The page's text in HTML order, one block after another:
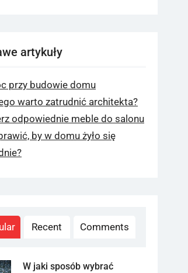
artykuły
przy budowie domu
warto zatrudnić architekta?
odpowiednie meble do salonu
by w domu żyło się
Recent Comments
W jaki sposób wybrać